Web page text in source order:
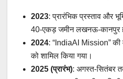
2023: प्रारंभिक प्रस्ताव और
40-एकड़ जमीन लखनऊ-कानपुर
2024: “IndiaAI Mission” की
को शामिल किया गया।
2025 (प्रारंभ): अगस्त-सितंबर